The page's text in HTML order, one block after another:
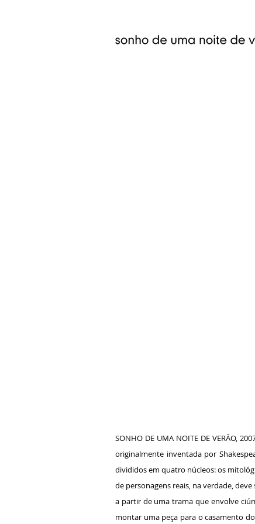
SONHO DE UMA NOITE DE VERÃO,
originalmente inventada por
divididos em quatro núcleos: os
de personagens reais, na verdade,
a partir de uma trama que envolve
montar uma peça para o casamento